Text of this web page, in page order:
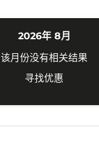
2026年 8月
该月份没有相关结果
寻找优惠